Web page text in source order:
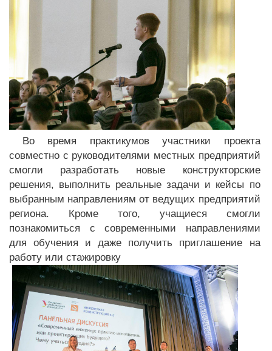
Во время практикумов участники проекта
совместно с руководителями местных предприятий
смогли разработать новые конструкторские
решения, выполнить реальные задачи и кейсы по
выбранным направлениям от ведущих предприятий
региона. Кроме того, учащиеся смогли
познакомиться с современными направлениями
для обучения и даже получить приглашение на
работу или стажировку